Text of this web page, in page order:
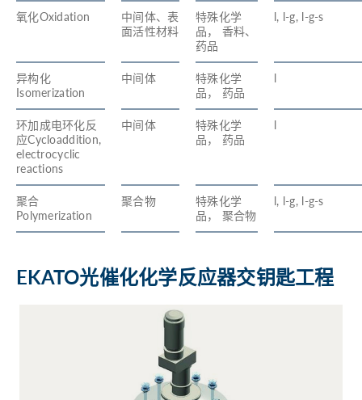
氧化Oxidation
中间体、表
面活性材料
特殊化学
品， 香料、
药品
l, l-g, l-g-s
异构化
Isomerization
中间体
特殊化学
品， 药品
l
环加成电环化反
应Cycloaddition,
electrocyclic
reactions
中间体
特殊化学
品， 药品
l
聚合
Polymerization
聚合物
特殊化学
品， 聚合物
l, l-g, l-g-s
EKATO光催化化学反应器交钥匙工程